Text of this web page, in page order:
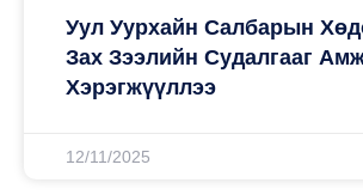
Уул Уурхайн Салбарын
Зах Зээлийн Судалгааг
Хэрэгжүүллээ
12/11/2025